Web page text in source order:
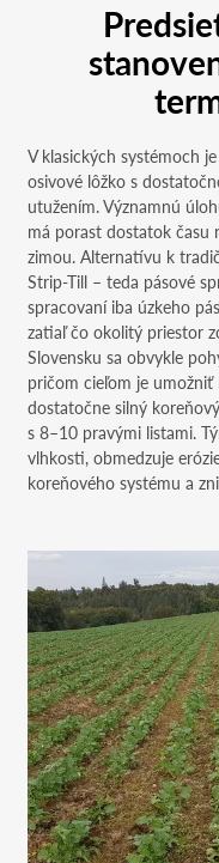
V klasických systémoch
osivové lôžko s
utužením. Významnú
má porast dostatok času
zimou. Alternatívu k
Strip-Till – teda pásové
spracovaní iba úzkeho
zatiaľ čo okolitý priestor
Slovensku sa obvykle
pričom cieľom je
dostatočne silný
s 8–10 pravými listami.
vlhkosti, obmedzuje
koreňového systému a